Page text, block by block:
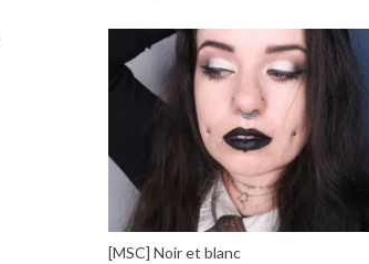
[MSC] Noir et blanc